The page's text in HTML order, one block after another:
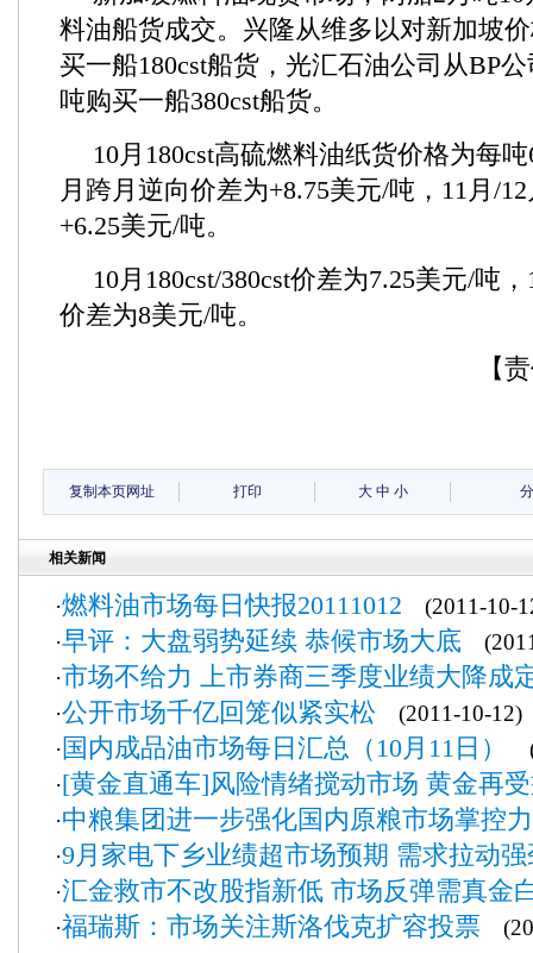
料油船货成交。兴隆从维多以对新加坡
买一船180cst船货，光汇石油公司从BP
吨购买一船380cst船货。
10月180cst高硫燃料油纸货价格为每
月跨月逆向价差为+8.75美元/吨，11月/
+6.25美元/吨。
10月180cst/380cst价差为7.25美元/吨，
价差为8美元/吨。
【
复制本页网址 打印 大 中 小
相关新闻
·燃料油市场每日快报20111012 (2011-10-
·早评：大盘弱势延续 恭候市场大底
·市场不给力 上市券商三季度业绩大降成
·公开市场千亿回笼似紧实松 (2011-10-12)
·国内成品油市场每日汇总（10月11日）
·[黄金直通车]风险情绪搅动市场 黄金再
·中粮集团进一步强化国内原粮市场掌控力
·9月家电下乡业绩超市场预期 需求拉
·汇金救市不改股指新低 市场反弹需真金
·福瑞斯：市场关注斯洛伐克扩容投票